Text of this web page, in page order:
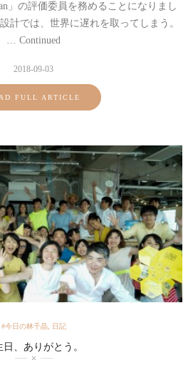
」の評価委員を務めることになりまし
計では、世界に遅れを取ってしまう。
… Continued
2018-09-03
FULL ARTICLE
#今日の林千晶, 日記
日、ありがとう。